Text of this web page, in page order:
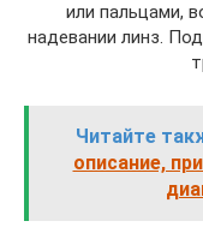
или пальцами,
надевании линз.
Читайте
описание,